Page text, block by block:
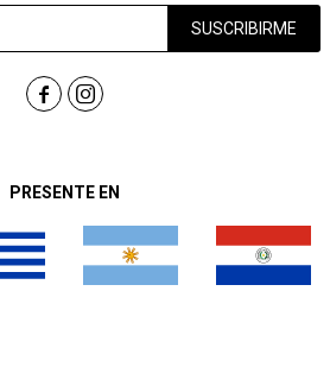
PRESENTE EN
SUSCRIBIRME
 